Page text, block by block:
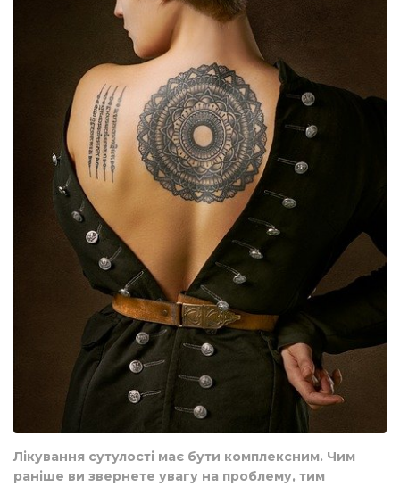
Лікування сутулості має бути комплексним. Чим
раніше ви звернете увагу на проблему, тим